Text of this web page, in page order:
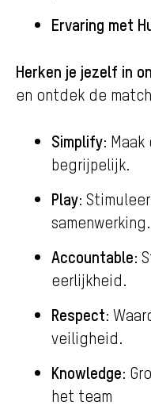
Ervaring met
Herken je jezelf in
en ontdek de
Simplify:
begrijpelijk.
Play:
samenwerking.
Accountable:
eerlijkheid.
Respect:
veiligheid.
Knowledge:
het team